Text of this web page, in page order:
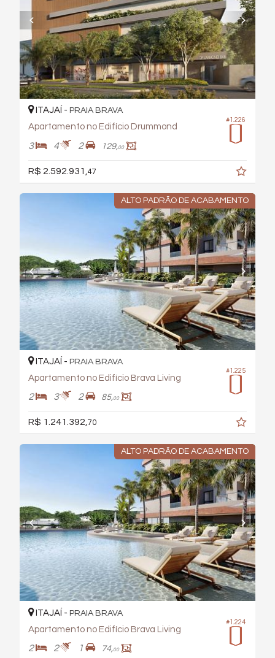
#1.226
ITAJAÍ - PRAIA BRAVA
Apartamento no Edifício Drummond
3 4 2 129,00
R$ 2.592.931, 47
ALTO PADRÃO DE ACABAMENTO
#1.225
ITAJAÍ - PRAIA BRAVA
Apartamento no Edifício Brava Living
2 3 2 85,00
R$ 1.241.392,70
ALTO PADRÃO DE ACABAMENTO
#1.224
ITAJAÍ - PRAIA BRAVA
Apartamento no Edifício Brava Living
2 2 1 74,00